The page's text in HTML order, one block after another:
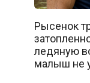
Рысенок
ледяную
малыш не